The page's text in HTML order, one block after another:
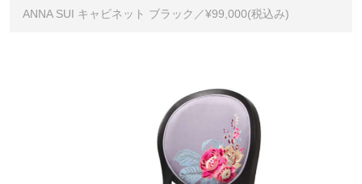
ANNA SUI キャビネット ブラック／¥99,000(税込み)